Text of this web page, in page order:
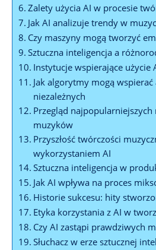
Zalety użycia AI w procesie
Jak AI analizuje trendy w
Czy maszyny mogą tworzyć
Sztuczna inteligencja a
Instytucje wspierające użycie
Jak algorytmy mogą
niezależnych
Przegląd najpopularniejszych
muzyków
Przyszłość twórczości
wykorzystaniem AI
Sztuczna inteligencja w
Jak AI wpływa na proces
Historie sukcesu: hity
Etyka korzystania z AI w
Czy AI zastąpi prawdziwych
Słuchacz w erze sztucznej